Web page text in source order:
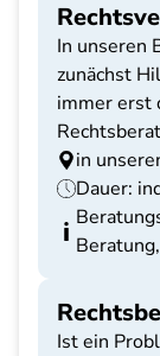
In unseren
zunächst
immer erst
in
Dauer:
Ist ein